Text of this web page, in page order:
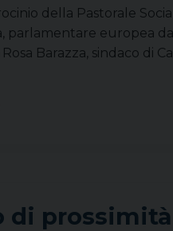
della Pastorale
parlamentare europea
Barazza, sindaco di
prossimità